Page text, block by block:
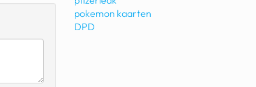
pokemon kaarten
DPD